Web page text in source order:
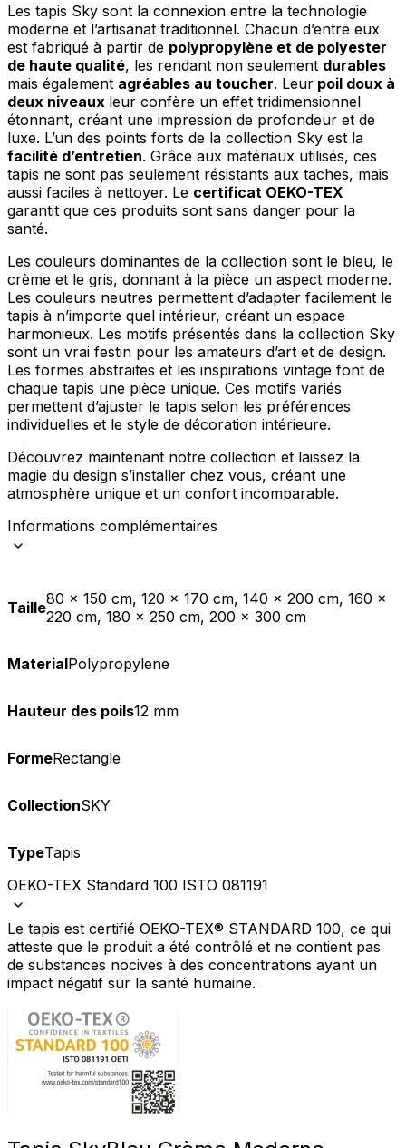
Les tapis Sky sont la connexion entre la technologie
moderne et l’artisanat traditionnel. Chacun d’entre eux
est fabriqué à partir de polypropylène et de polyester
de haute qualité, les rendant non seulement durables
mais également agréables au toucher. Leur poil doux à
deux niveaux leur confère un effet tridimensionnel
étonnant, créant une impression de profondeur et de
luxe. L’un des points forts de la collection Sky est la
facilité d’entretien. Grâce aux matériaux utilisés, ces
tapis ne sont pas seulement résistants aux taches, mais
aussi faciles à nettoyer. Le certificat OEKO-TEX
garantit que ces produits sont sans danger pour la
santé.
Les couleurs dominantes de la collection sont le bleu, le
crème et le gris, donnant à la pièce un aspect moderne.
Les couleurs neutres permettent d’adapter facilement le
tapis à n’importe quel intérieur, créant un espace
harmonieux. Les motifs présentés dans la collection Sky
sont un vrai festin pour les amateurs d’art et de design.
Les formes abstraites et les inspirations vintage font de
chaque tapis une pièce unique. Ces motifs variés
permettent d’ajuster le tapis selon les préférences
individuelles et le style de décoration intérieure.
Découvrez maintenant notre collection et laissez la
magie du design s’installer chez vous, créant une
atmosphère unique et un confort incomparable.
Informations complémentaires
Taille80 x 150 cm, 120 x 170 cm, 140 x 200 cm, 160 x
220 cm, 180 x 250 cm, 200 x 300 cm
MaterialPolypropylene
Hauteur des poils12 mm
FormeRectangle
CollectionSKY
TypeTapis
OEKO-TEX Standard 100 ISTO 081191
Le tapis est certifié OEKO-TEX® STANDARD 100, ce qui
atteste que le produit a été contrôlé et ne contient pas
de substances nocives à des concentrations ayant un
impact négatif sur la santé humaine.